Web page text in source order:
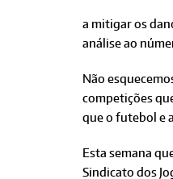
a mitigar os
análise ao
Não
competições
que o futebol e
Esta semana
Sindicato dos